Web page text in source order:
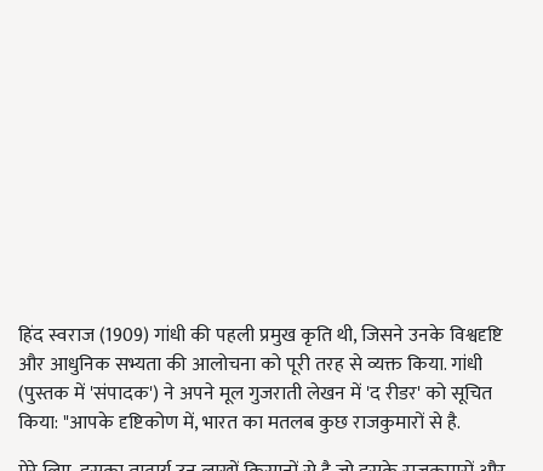
हिंद स्वराज (1909) गांधी की पहली प्रमुख कृति थी, जिसने उनके विश्वदृष्टि
और आधुनिक सभ्यता की आलोचना को पूरी तरह से व्यक्त किया. गांधी
(पुस्तक में 'संपादक') ने अपने मूल गुजराती लेखन में 'द रीडर' को सूचित
किया: "आपके दृष्टिकोण में, भारत का मतलब कुछ राजकुमारों से है.